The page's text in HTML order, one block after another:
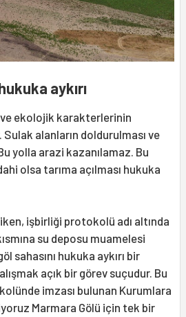
aykırı
ve ekolojik karakterlerinin
alanların doldurulması ve
yolla arazi kazanılamaz. Bu
olsa tarıma açılması hukuka
işbirliği protokolü adı altında
su deposu muamelesi
sahasını hukuka aykırı bir
açık bir görev suçudur. Bu
imzası bulunan Kurumlara
Marmara Gölü için tek bir